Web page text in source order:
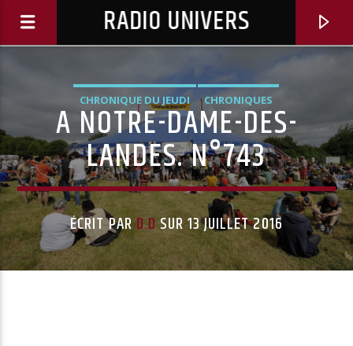
RADIO UNIVERS
CHRONIQUE DU JEUDI CHRONIQUES
A NOTRE-DAME-DES-
LANDES. N°743
ÉCRIT PARD.DSUR 13 JUILLET 2016